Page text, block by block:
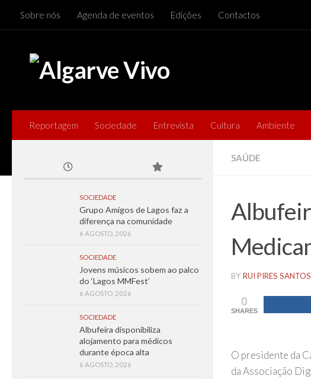
Skip to content
Sobre nós Agenda de eventos Edições Contactos
Reportagem Sociedade Entrevista Cultura Ambiente
SAÚDE
BY RUI PIRES SANTOS
0
SHARES
O presidente da
da Associação
SOCIEDADE
Grupo Amigos de Lagos faz a
diferença na comunidade
6 AGOSTO, 2026
SOCIEDADE
Jovens músicos sobem ao palco
do ‘Lagos MMFest’
6 AGOSTO, 2026
SOCIEDADE
Albufeira disponibiliza
alojamento para médicos
durante época alta
6 AGOSTO, 2026